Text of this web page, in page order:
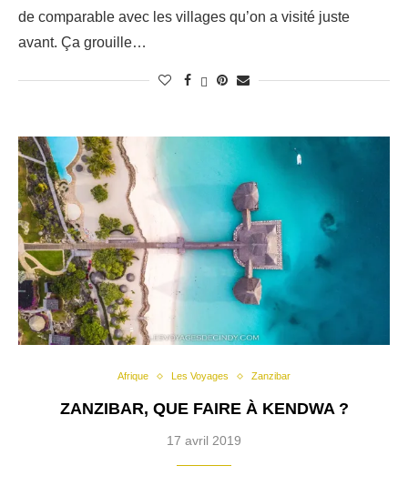
de comparable avec les villages qu’on a visité juste
avant. Ça grouille…
Afrique Les Voyages Zanzibar
ZANZIBAR, QUE FAIRE À KENDWA ?
17 avril 2019